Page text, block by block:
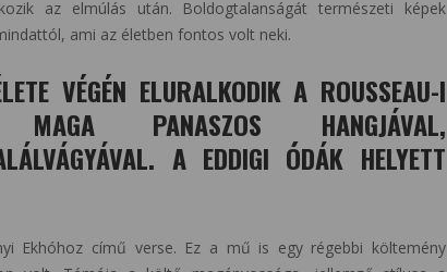
az elmúlás után. Boldogtalanságát természeti képek
ami az életben fontos volt neki.
VÉGÉN ELURALKODIK A ROUSSEAU-I
MAGA PANASZOS HANGJÁVAL,
A EDDIGI ÓDÁK HELYETT
Ekhóhoz című verse. Ez a mű is egy régebbi költemény